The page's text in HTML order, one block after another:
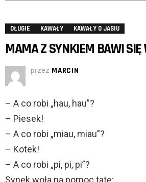
DŁUGIE KAWAŁY KAWAŁY O JASIU
MAMA Z SYNKIEM BAWI SIĘ
przez MARCIN
– A co robi „hau, hau”?
– Piesek!
– A co robi „miau, miau”?
– Kotek!
– A co robi „pi, pi, pi”?
Synek woła na pomoc tatę: